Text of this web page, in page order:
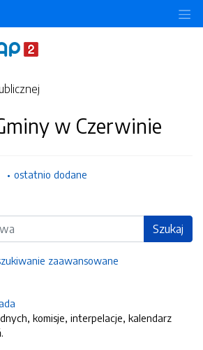
w Czerwinie
ostatnio dodane
Szukaj
zaawansowane
komisje, interpelacje, kalendarz